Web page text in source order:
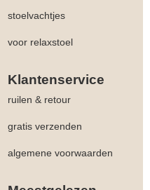
stoelvachtjes
voor relaxstoel
Klantenservice
ruilen & retour
gratis verzenden
algemene voorwaarden